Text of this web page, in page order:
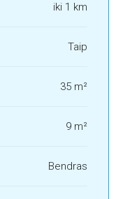
iki 1 km
Taip
35 m²
9 m²
Bendras